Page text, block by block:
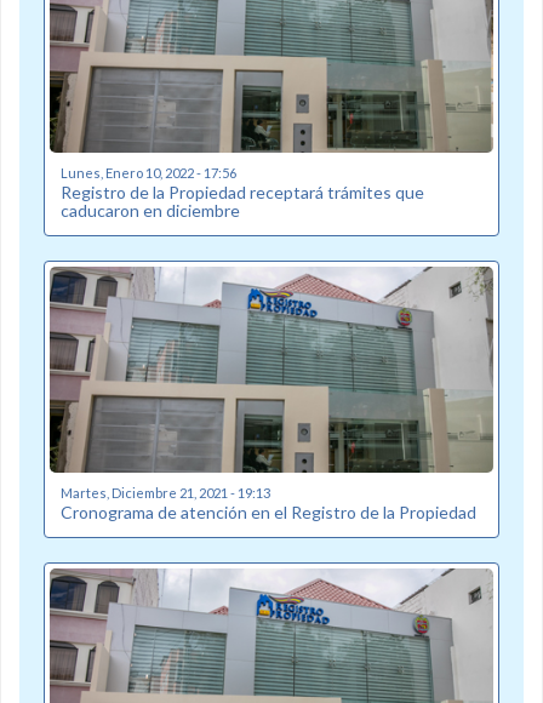
Lunes, Enero 10, 2022 - 17:56
Registro de la Propiedad receptará trámites que
caducaron en diciembre
Martes, Diciembre 21, 2021 - 19:13
Cronograma de atención en el Registro de la Propiedad